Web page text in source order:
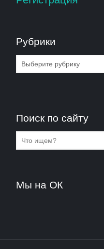
Рубрики
Рубрики
Поиск по сайту
Мы на ОК